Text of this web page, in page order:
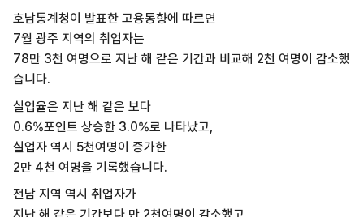
호남통계청이 발표한 고용동향에 따르면
7월 광주 지역의 취업자는
78만 3천 여명으로 지난 해 같은 기간과 비교해 2천 여명이 감소했
습니다.
실업율은 지난 해 같은 보다
0.6%포인트 상승한 3.0%로 나타났고,
실업자 역시 5천여명이 증가한
2만 4천 여명을 기록했습니다.
전남 지역 역시 취업자가